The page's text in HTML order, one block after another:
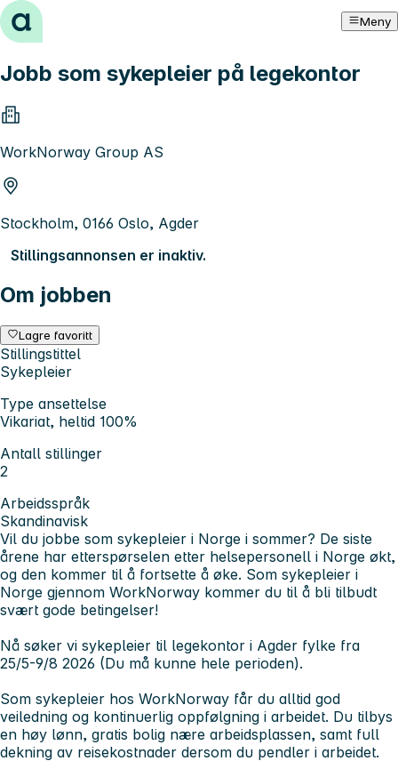
Hopp til innhold Meny
Jobb som sykepleier på legekontor
WorkNorway Group AS
Stockholm, 0166 Oslo, Agder
Stillingsannonsen er inaktiv.
Om jobben
Lagre favoritt
Stillingstittel
Sykepleier
Type ansettelse
Vikariat, heltid 100%
Antall stillinger
2
Arbeidsspråk
Skandinavisk
Vil du jobbe som sykepleier i Norge i sommer? De siste
årene har etterspørselen etter helsepersonell i Norge økt,
og den kommer til å fortsette å øke. Som sykepleier i
Norge gjennom WorkNorway kommer du til å bli tilbudt
svært gode betingelser!
Nå søker vi sykepleier til legekontor i Agder fylke fra
25/5-9/8 2026 (Du må kunne hele perioden).
Som sykepleier hos WorkNorway får du alltid god
veiledning og kontinuerlig oppfølgning i arbeidet. Du tilbys
en høy lønn, gratis bolig nære arbeidsplassen, samt full
dekning av reisekostnader dersom du pendler i arbeidet.